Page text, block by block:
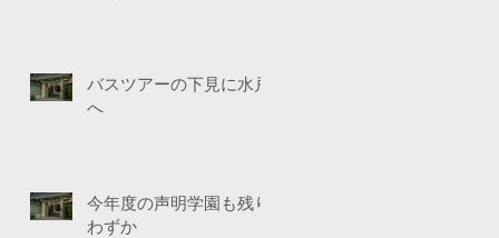
バスツアーの下見に水戸
へ
今年度の声明学園も残り
わずか